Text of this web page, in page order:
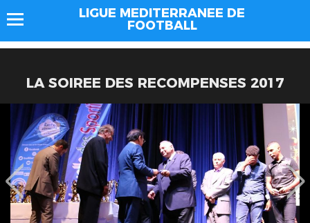
LIGUE MEDITERRANEE DE
FOOTBALL
LA SOIREE DES RECOMPENSES 2017